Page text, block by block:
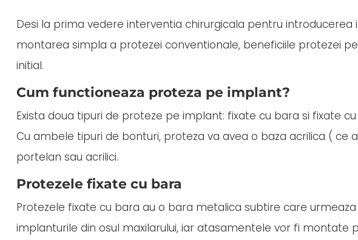
Desi la prima vedere interventia chirurgicala pentru
montarea simpla a protezei conventionale, beneficiile protezei
initial.
Cum functioneaza proteza pe implant?
Exista doua tipuri de proteze pe implant: fixate cu bara si fixate cu
Cu ambele tipuri de bonturi, proteza va avea o baza acrilica ( ce
portelan sau acrilici.
Protezele fixate cu bara
Protezele fixate cu bara au o bara metalica subtire care
implanturile din osul maxilarului, iar atasamentele vor fi montate